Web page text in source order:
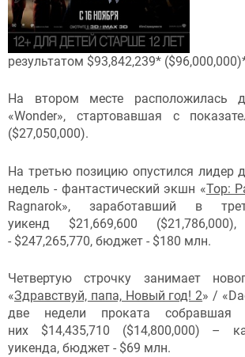
результатом $93,842,239*
На втором месте расположилась
«Wonder», стартовавшая с
($27,050,000).
На третью позицию опустился лидер
недель - фантастический экшн «Тор:
Ragnarok», заработавший в
уикенд $21,669,600
- $247,265,770, бюджет - $180 млн.
Четвертую строчку занимает
«Здравствуй, папа, Новый год! 2» /
две недели проката собравшая
них $14,435,710 ($14,800,000) –
уикенда, бюджет - $69 млн.